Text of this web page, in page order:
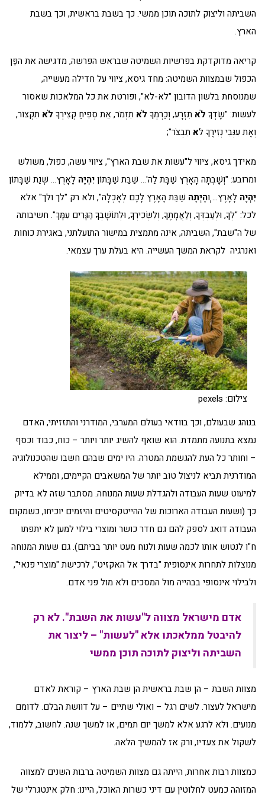
השביתה וליצוק לתוכה תוכן ממשי. כך בשבת בראשית, וכך בשבת
הארץ.
קריאה מדוקדקת בפרשיות השמיטה שבראש הפרשה, מדגישה את הפַּן
הכפול שבמצוות השמיטה: מחד גיסא, ציווי על חדילה מעשייה,
שמנוסחת בלשון הדובון "לא-לא", ופורטת את כל המלאכות שאסור
לעשות: "שָׂדְךָ לֹא תִזְרָע, וְכַרְמְךָ לֹא תִזְמֹר, אֵת סְפִיחַ קְצִירְךָ לֹא תִקְצוֹר,
וְאֶת עִנְּבֵי נְזִירֶךָ לֹא תִבְצֹר";
מאידך גיסא, ציווי ל"עשות את שבת הארץ", ציווי עשה, כפול, משולש
ומרובע: "וְשָׁבְתָה הָאָרֶץ שַׁבָּת לַה'… שַׁבַּת שַׁבָּתוֹןיִהְיֶה לָאָרֶץ… שְׁנַת שַׁבָּתוֹן
יִהְיֶה לָאָרֶץ… וְהָיְתָה שַׁבַּת הָאָרֶץ לָכֶם לְאָכְלָה", ולא רק "לך ולך" אלא
לכל: "לְךָ, וּלְעַבְדְּךָ, וְלַאֲמָתֶךָ, וְלִשְׂכִירְךָ, וּלְתוֹשָׁבְךָ הַגָּרִים עִמָּךְ". חשיבותה
של ה"שבת", השביתה, אינה מתמצית במישור התועלתני, באגירת כוחות
ואנרגיה לקראת המשך העשייה. היא בעלת ערך עצמאי.
צילום: pexels
בנוהג שבעולם, וכך בוודאי בעולם המערבי, המודרני והתזזיתי, האדם
נמצא בתנועה מתמדת. הוא שואף להשיג יותר ויותר – כוח, כבוד וכסף
– וחותר כל העת להגשמת המטרה. היו ימים שבהם חשבו שהטכנולוגיה
המודרנית תביא לניצול טוב יותר של המשאבים הקיימים, וממילא
למיעוט שעות העבודה ולהגדלת שעות המנוחה. מסתבר שזה לא בדיוק
כך (ושעות העבודה הארוכות של ההייטקסיטים והיזמים יוכיחו, כשמקום
העבודה דואג לספק להם גם חדר כושר ומוצרי בילוי למען לא יתפתו
ח"ו לנטוש אותו לכמה שעות ולנוח מעט יותר בביתם). גם שעות המנוחה
מנוצלות לתחרות אינסופית "בדרך אל האקזיט", לרכישת "מוצרי פנאי",
ולבילוי אינסופי בבהייה מול המסכים ולא מול פני אדם.
אדם מישראל מצווה ל"עשות את השבת". לא רק
להיבטל ממלאכתו אלא "לעשות" – ליצור את
השביתה וליצוק לתוכה תוכן ממשי
מצוות השבת – הן שבת בראשית הן שבת הארץ – קוראת לאדם
מישראל לעצור. לשים רגל – ואולי שתיים – על דוושת הבלם. לדומם
מנועים. ולא לרגע אלא למשך יום תמים, או למשך שנה. לחשוב, ללמוד,
לשקול את צעדיו, ורק אז להמשיך הלאה.
כמצוות רבות אחרות, הייתה גם מצוות השמיטה ברבות השנים למצווה
המזוהה כמעט לחלוטין עם דיני כשרות האוכל, היינו: חלק אינטגרלי של